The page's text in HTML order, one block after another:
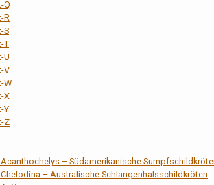
Q
R
S
T
U
V
W
X
Y
Z
– Südamerikanische
– Australische Schlangenhalsschildkröten